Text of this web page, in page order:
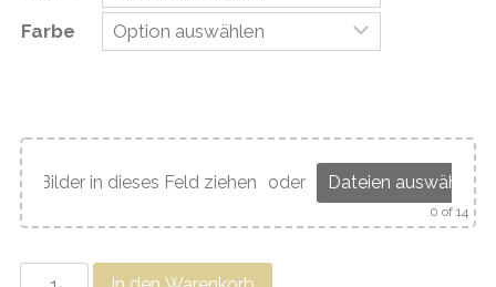
Farbe
Bilder in dieses Feld ziehen oder Dateien auswählen
0 of 14
Fotoaufsteller